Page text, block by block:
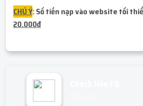
CHÚ Ý: Số tiền nạp vào website tối
20.000đ